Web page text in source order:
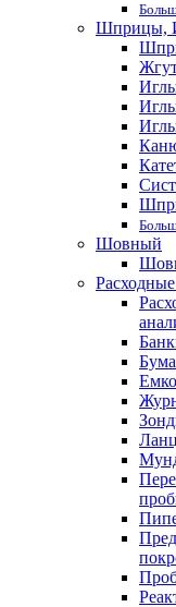
Шприцы,
Шовный